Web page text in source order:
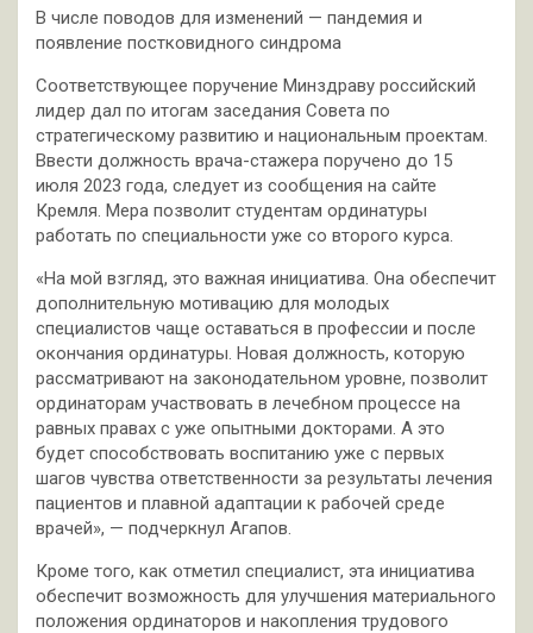
В числе поводов для изменений — пандемия и
появление постковидного синдрома
Соответствующее поручение Минздраву российский
лидер дал по итогам заседания Совета по
стратегическому развитию и национальным проектам.
Ввести должность врача-стажера поручено до 15
июля 2023 года, следует из сообщения на сайте
Кремля. Мера позволит студентам ординатуры
работать по специальности уже со второго курса.
«На мой взгляд, это важная инициатива. Она обеспечит
дополнительную мотивацию для молодых
специалистов чаще оставаться в профессии и после
окончания ординатуры. Новая должность, которую
рассматривают на законодательном уровне, позволит
ординаторам участвовать в лечебном процессе на
равных правах с уже опытными докторами. А это
будет способствовать воспитанию уже с первых
шагов чувства ответственности за результаты лечения
пациентов и плавной адаптации к рабочей среде
врачей», — подчеркнул Агапов.
Кроме того, как отметил специалист, эта инициатива
обеспечит возможность для улучшения материального
положения ординаторов и накопления трудового